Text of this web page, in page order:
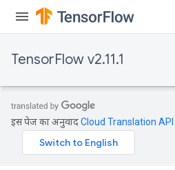
TensorFlow v2.11.1
इस पेज का अनुवादCloud Translation API